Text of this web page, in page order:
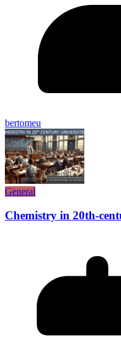
bertomeu
General
Chemistry in 20th-